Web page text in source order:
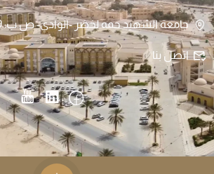
جامعة الشهيد حمه لخضر -الوادي- ص.ب: 789 الوادي الجزائر
اتصل بنا